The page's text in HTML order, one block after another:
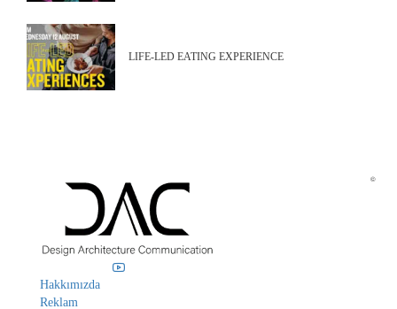
LIFE-LED EATING EXPERIENCE
Hakkımızda
Reklam
©